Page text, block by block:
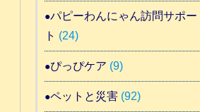
パピーわんにゃん訪問サポー
ト (24)
ぴっぴケア (9)
ペットと災害(92)